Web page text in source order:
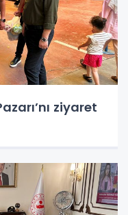
ziyaret